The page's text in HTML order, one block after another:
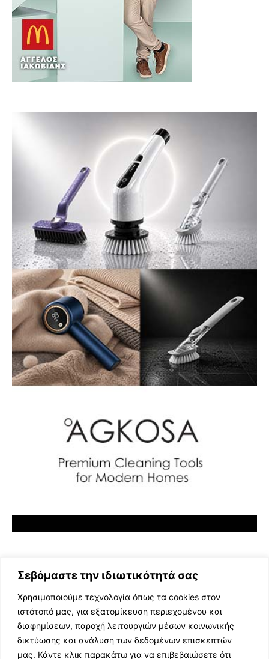
Σεβόμαστε την ιδιωτικότητά σας
Χρησιμοποιούμε τεχνολογία όπως τα cookies στον
ιστότοπό μας, για εξατομίκευση περιεχομένου και
διαφημίσεων, παροχή λειτουργιών μέσων κοινωνικής
δικτύωσης και ανάλυση των δεδομένων επισκεπτών
μας. Κάντε κλικ παρακάτω για να επιβεβαιώσετε ότι
ΕΛΛΗΝΙΚΗ ΜΟΥΣΙΚΗ
TV SHOWS